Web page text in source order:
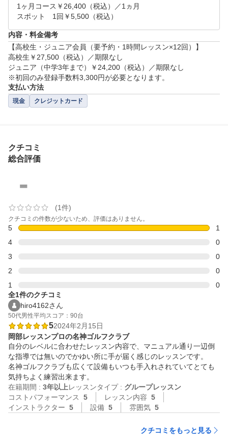
1ヶ月コース￥26,400（税込）／1ヵ月
スポット　1回￥5,500（税込）
内容・料金備考
【高校生・ジュニア会員（要予約・1時間レッスン×12回）】
高校生￥27,500（税込）／期限なし
ジュニア（中学3年まで）￥24,200（税込）／期限なし
※初回のみ登録手数料3,300円が必要となります。
支払い方法
現金 クレジットカード
クチコミ
総合評価
-
(1件)
クチコミの件数が少ないため、評価はありません。
5
1
4
0
3
0
2
0
1
0
全1件のクチコミ
hiro4162さん
50代男性平均スコア：90台
52024年2月15日
岡部レッスンプロの名神ゴルフクラブ
自分のレベルに合わせたレッスン内容で、マニュアル通り一辺倒
な指導では無いのでかゆい所に手が届く感じのレッスンです。
名神ゴルフクラブも広くて設備もいつも手入れされていてとても
気持ちよく練習出来ます。
在籍期間 : 3年以上レッスンタイプ : グループレッスン
コストパフォーマンス
5 レッスン内容 5
インストラクター 5 設備 5 雰囲気 5
クチコミをもっと見る